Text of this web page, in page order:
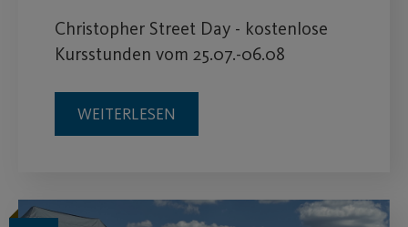
Christopher Street Day - kostenlose
Kursstunden vom 25.07.-06.08
WEITERLESEN